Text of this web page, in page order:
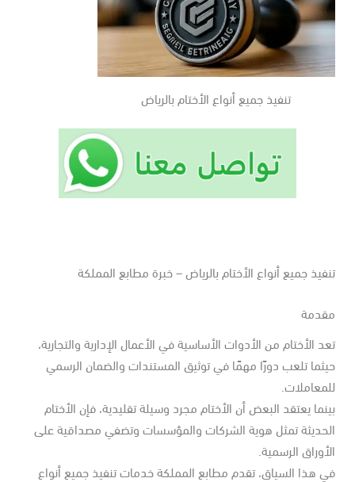
تنفيذ جميع أنواع الأختام بالرياض
جميع أنواع الأختام بالرياض – خبرة مطابع المملكة
الأختام من الأدوات الأساسية في الأعمال الإدارية والتجارية،
تلعب دورًا مهمًا في توثيق المستندات والضمان الرسمي
يعتقد البعض أن الأختام مجرد وسيلة تقليدية، فإن الأختام
تمثل هوية الشركات والمؤسسات وتضفي مصداقية على
الرسمية.
هذا السياق، تقدم مطابع المملكة خدمات تنفيذ جميع أنواع